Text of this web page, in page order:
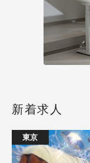
新着求人
東京